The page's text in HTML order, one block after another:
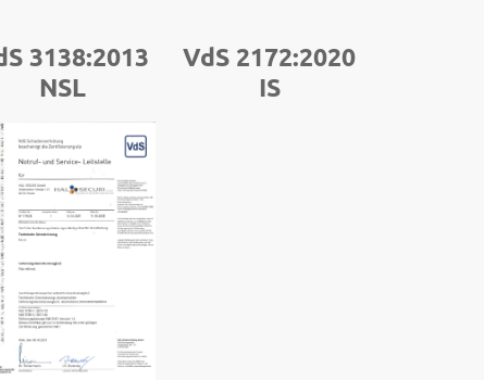
3138:2013
NSL
VdS 2172:2020
IS